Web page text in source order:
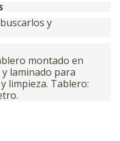
y
montado en
laminado para
limpieza. Tablero: